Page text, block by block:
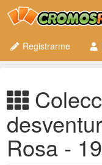
Registrarme
Rosa -